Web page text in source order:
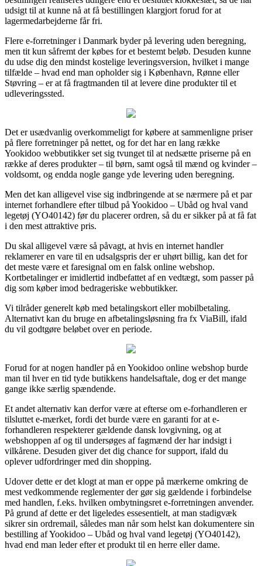
udsigt til at kunne nå at få bestillingen klargjort forud for at
lagermedarbejderne får fri.
Flere e-forretninger i Danmark byder på levering uden beregning,
men tit kun såfremt der købes for et bestemt beløb. Desuden kunne
du udse dig den mindst kostelige leveringsversion, hvilket i mange
tilfælde – hvad end man opholder sig i København, Rønne eller
Støvring – er at få fragtmanden til at levere dine produkter til et
udleveringssted.
Det er usædvanlig overkommeligt for købere at sammenligne priser
på flere forretninger på nettet, og for det har en lang række
Yookidoo webbutikker set sig tvunget til at nedsætte priserne på en
række af deres produkter – til børn, samt også til mænd og kvinder –
voldsomt, og endda nogle gange yde levering uden beregning.
Men det kan alligevel vise sig indbringende at se nærmere på et par
internet forhandlere efter tilbud på Yookidoo – Ubåd og hval vand
legetøj (YO40142) før du placerer ordren, så du er sikker på at få fat
i den mest attraktive pris.
Du skal alligevel være så påvagt, at hvis en internet handler
reklamerer en vare til en udsalgspris der er uhørt billig, kan det for
det meste være et faresignal om en falsk online webshop.
Kortbetalinger er imidlertid indbefattet af en vedtægt, som passer på
dig som køber imod bedrageriske webbutikker.
Vi tilråder generelt køb med betalingskort eller mobilbetaling.
Alternativt kan du bruge en afbetalingsløsning fra fx ViaBill, ifald
du vil godtgøre beløbet over en periode.
Forud for at nogen handler på en Yookidoo online webshop burde
man til hver en tid tyde butikkens handelsaftale, dog er det mange
gange ikke særlig spændende.
Et andet alternativ kan derfor være at efterse om e-forhandleren er
tilsluttet e-mærket, fordi det burde være en garanti for at e-
forhandleren respekterer gældende dansk lovgivning, og at
webshoppen af og til undersøges af fagmænd der har indsigt i
vilkårene. Desuden giver det dig chance for support, ifald du
oplever udfordringer med din shopping.
Udover dette er det klogt at man er oppe på mærkerne omkring de
mest vedkommende reglementer der gør sig gældende i forbindelse
med handlen, f.eks. hvilken ombytningsret e-forretningen anvender.
På grund af dette er det ligeledes essesentielt, at man stadigvæk
sikrer sin ordremail, således man når som helst kan dokumentere sin
bestilling af Yookidoo – Ubåd og hval vand legetøj (YO40142),
hvad end man leder efter et produkt til en herre eller dame.